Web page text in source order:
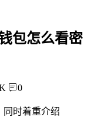
包怎么看密
0
同时着重介绍